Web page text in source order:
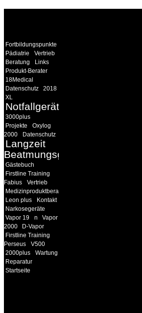
Fortbildungspunkte
Pädiatrie
Vertrieb
Beratung
Links
Produkt-Berater
18Medical
Datenschutz
2018
XL
Notfallgeräte
3000plus
Projekte
Oxylog
2000
Datenschutz
Langzeit
Beatmungsgeräte
Gästebuch
Firstline Training
Fabius
Vertrieb
Medizinproduktberater
Leon plus
Kontakt
Narkosegeräte
Vapor 19
n
Vapor
2000
D-Vapor
Firstline Training
Perseus
V500
2000plus
Wartung
Reparatur
Startseite